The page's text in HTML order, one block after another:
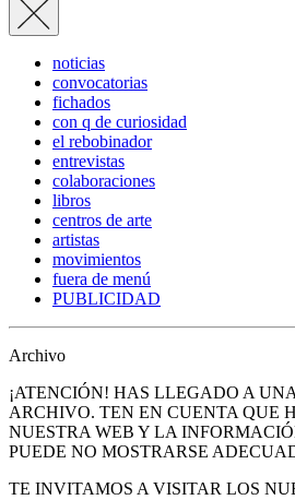
noticias
convocatorias
fichados
con q de curiosidad
el rebobinador
entrevistas
colaboraciones
libros
centros de arte
artistas
movimientos
fuera de menú
PUBLICIDAD
Archivo
¡ATENCIÓN! HAS LLEGADO A
ARCHIVO. TEN EN CUENTA QUE
NUESTRA WEB Y LA
PUEDE NO MOSTRARSE
TE INVITAMOS A VISITAR LOS